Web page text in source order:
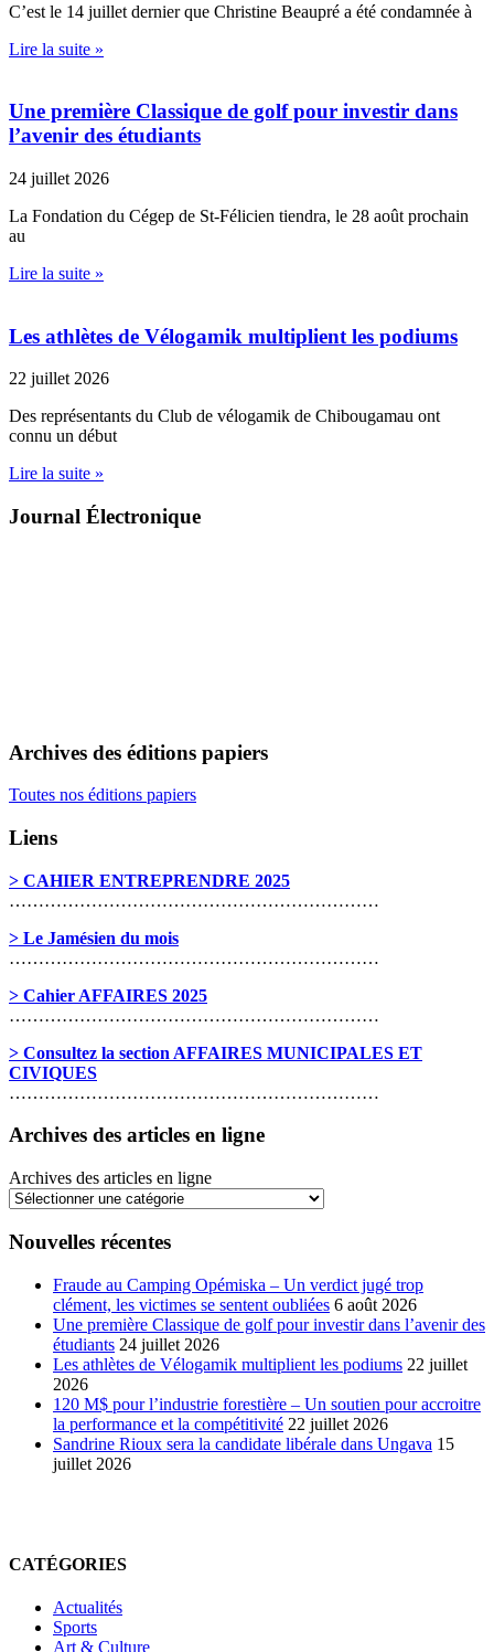
C’est le 14 juillet dernier que Christine Beaupré a été condamnée à
Lire la suite »
Une première Classique de golf pour investir dans
l’avenir des étudiants
24 juillet 2026
La Fondation du Cégep de St-Félicien tiendra, le 28 août prochain
au
Lire la suite »
Les athlètes de Vélogamik multiplient les podiums
22 juillet 2026
Des représentants du Club de vélogamik de Chibougamau ont
connu un début
Lire la suite »
Journal Électronique
Archives des éditions papiers
Toutes nos éditions papiers
Liens
> CAHIER ENTREPRENDRE 2025
………………………………………………………
> Le Jamésien du mois
………………………………………………………
> Cahier AFFAIRES 2025
………………………………………………………
> Consultez la section AFFAIRES MUNICIPALES ET
CIVIQUES
………………………………………………………
Archives des articles en ligne
Archives des articles en ligne
Nouvelles récentes
Fraude au Camping Opémiska – Un verdict jugé trop
clément, les victimes se sentent oubliées 6 août 2026
Une première Classique de golf pour investir dans l’avenir des
étudiants 24 juillet 2026
Les athlètes de Vélogamik multiplient les podiums 22 juillet
2026
120 M$ pour l’industrie forestière – Un soutien pour accroitre
la performance et la compétitivité 22 juillet 2026
Sandrine Rioux sera la candidate libérale dans Ungava 15
juillet 2026
CATÉGORIES
Actualités
Sports
Art & Culture